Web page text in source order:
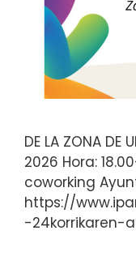
DE LA ZONA
2026 Hora:
coworking
https://
-24korrikaren-